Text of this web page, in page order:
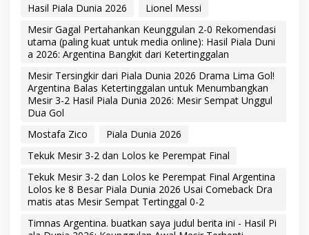
Hasil Piala Dunia 2026
Lionel Messi
Mesir Gagal Pertahankan Keunggulan 2-0 Rekomendasi
utama (paling kuat untuk media online): Hasil Piala Duni
a 2026: Argentina Bangkit dari Ketertinggalan
Mesir Tersingkir dari Piala Dunia 2026 Drama Lima Gol!
Argentina Balas Ketertinggalan untuk Menumbangkan
Mesir 3-2 Hasil Piala Dunia 2026: Mesir Sempat Unggul
Dua Gol
Mostafa Zico
Piala Dunia 2026
Tekuk Mesir 3-2 dan Lolos ke Perempat Final
Tekuk Mesir 3-2 dan Lolos ke Perempat Final Argentina
Lolos ke 8 Besar Piala Dunia 2026 Usai Comeback Dra
matis atas Mesir Sempat Tertinggal 0-2
Timnas Argentina. buatkan saya judul berita ini - Hasil Pi